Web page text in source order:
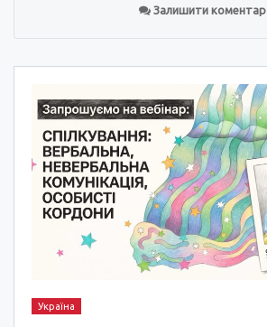
Залишити коментар
Україна